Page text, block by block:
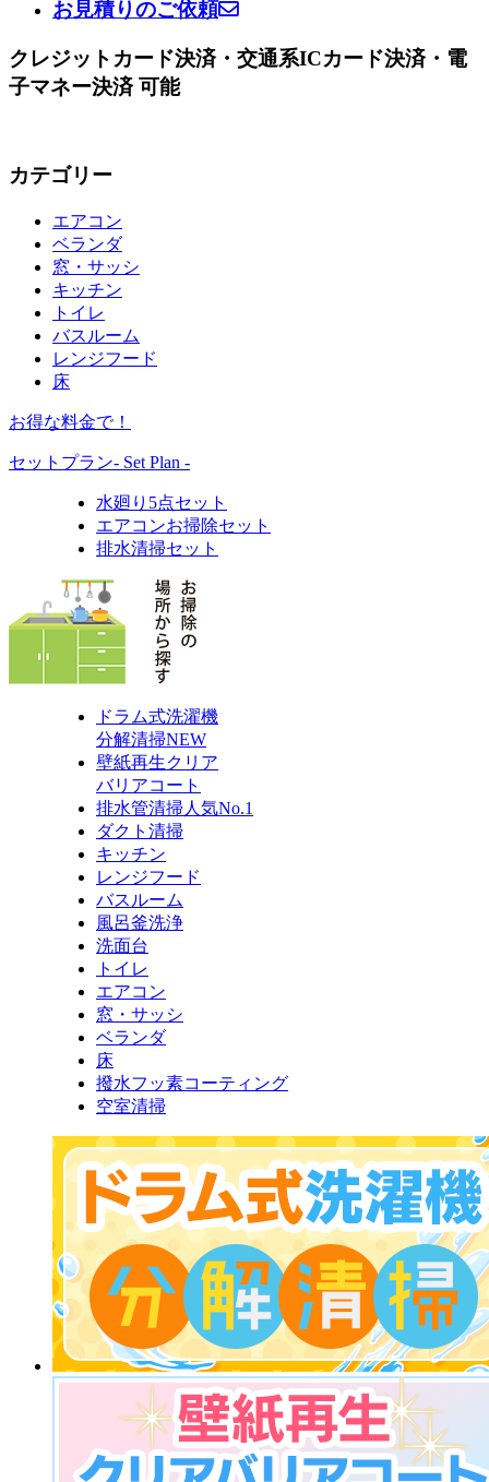
お見積りのご依頼
クレジットカード決済・交通系ICカード決済・電
子マネー決済 可能
カテゴリー
エアコン
ベランダ
窓・サッシ
キッチン
トイレ
バスルーム
レンジフード
床
お得な料金で！
セットプラン- Set Plan -
水廻り5点セット
エアコンお掃除セット
排水清掃セット
ドラム式洗濯機
分解清掃NEW
壁紙再生クリア
バリアコート
排水管清掃人気No.1
ダクト清掃
キッチン
レンジフード
バスルーム
風呂釜洗浄
洗面台
トイレ
エアコン
窓・サッシ
ベランダ
床
撥水フッ素コーティング
空室清掃